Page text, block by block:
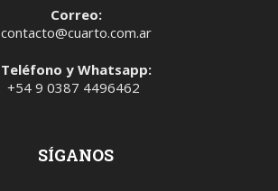
Correo:
contacto@cuarto.com.ar
Teléfono y Whatsapp:
+54 9 0387 4496462
SÍGANOS